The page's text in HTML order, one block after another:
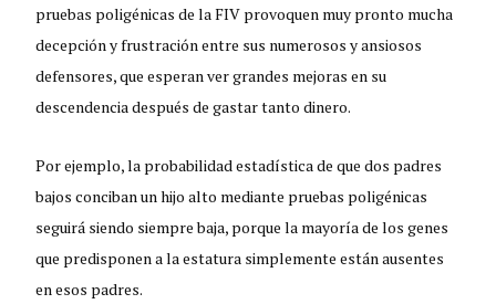
pruebas poligénicas de la FIV provoquen muy pronto mucha
decepción y frustración entre sus numerosos y ansiosos
defensores, que esperan ver grandes mejoras en su
descendencia después de gastar tanto dinero.
Por ejemplo, la probabilidad estadística de que dos padres
bajos conciban un hijo alto mediante pruebas poligénicas
seguirá siendo siempre baja, porque la mayoría de los genes
que predisponen a la estatura simplemente están ausentes
en esos padres.